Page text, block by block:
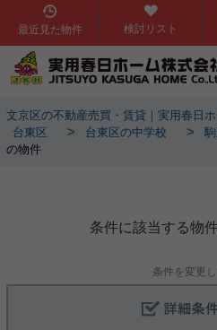
最近見た物件 検討リスト
文京区の不動産売買・賃貸｜実用春日ホ
台東区 > 台東区の中学校 >
の物件
条件に該当する物
条件を変更